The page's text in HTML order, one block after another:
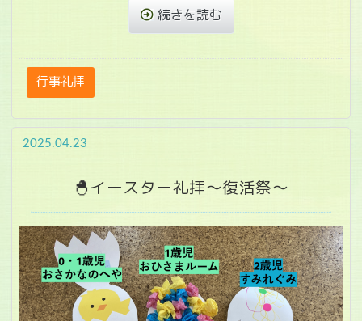
続きを読む
行事礼拝
2025.04.23
🐣イースター礼拝～復活祭～